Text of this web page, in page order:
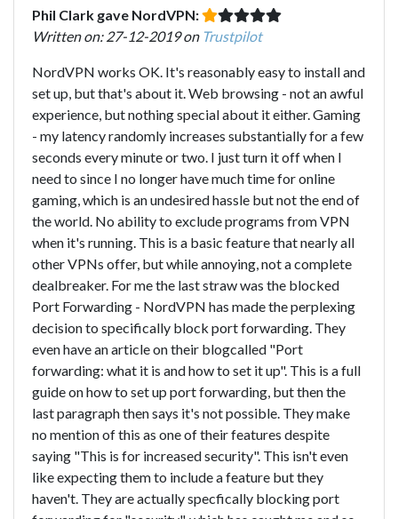
Phil Clark gave NordVPN:
Written on: 27-12-2019 on Trustpilot
NordVPN works OK. It's reasonably easy to install and
set up, but that's about it. Web browsing - not an awful
experience, but nothing special about it either. Gaming
- my latency randomly increases substantially for a few
seconds every minute or two. I just turn it off when I
need to since I no longer have much time for online
gaming, which is an undesired hassle but not the end of
the world. No ability to exclude programs from VPN
when it's running. This is a basic feature that nearly all
other VPNs offer, but while annoying, not a complete
dealbreaker. For me the last straw was the blocked
Port Forwarding - NordVPN has made the perplexing
decision to specifically block port forwarding. They
even have an article on their blogcalled "Port
forwarding: what it is and how to set it up". This is a full
guide on how to set up port forwarding, but then the
last paragraph then says it's not possible. They make
no mention of this as one of their features despite
saying "This is for increased security". This isn't even
like expecting them to include a feature but they
haven't. They are actually specfically blocking port